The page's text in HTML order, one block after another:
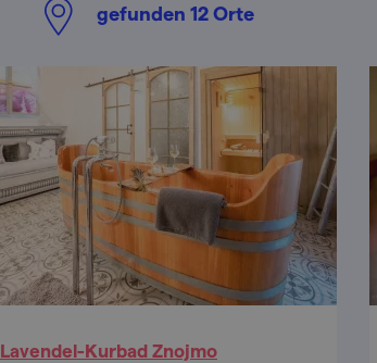
gefunden 12Orte
Lavendel-Kurbad Znojmo